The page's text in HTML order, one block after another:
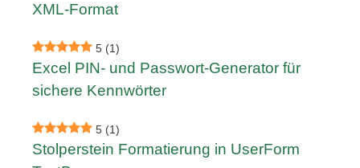
XML-Format
5 (1)
Excel PIN- und Passwort-Generator für
sichere Kennwörter
5 (1)
Stolperstein Formatierung in UserForm